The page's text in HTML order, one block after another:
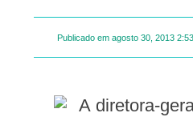
Publicado em agosto 30, 2013
A diretora-